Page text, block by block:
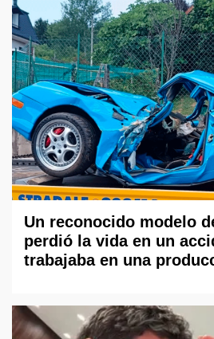
Un reconocido modelo
perdió la vida en un
trabajaba en una